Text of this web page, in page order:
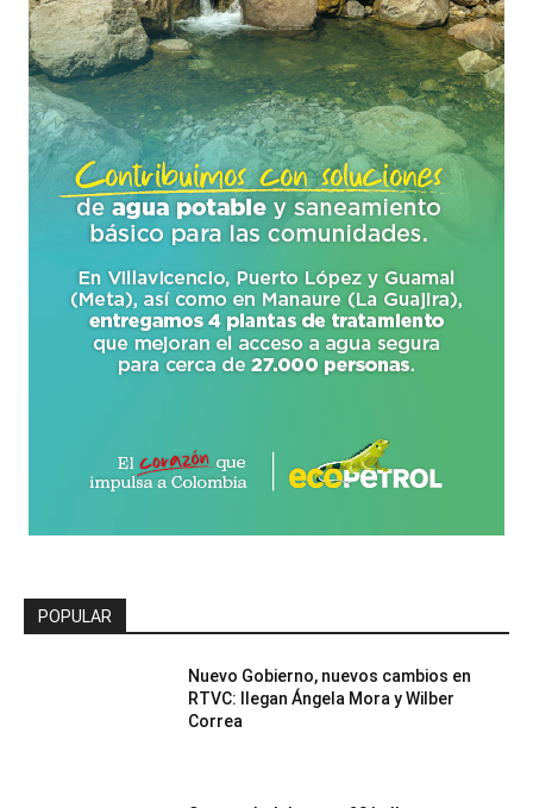
POPULAR
Nuevo Gobierno, nuevos cambios en
RTVC: llegan Ángela Mora y Wilber
Correa